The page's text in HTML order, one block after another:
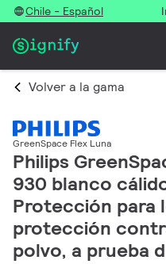
Chile - Español
Volver a la gama
GreenSpace Flex Luna
Philips
930 blanco
Protección para
protección
polvo, a prueba